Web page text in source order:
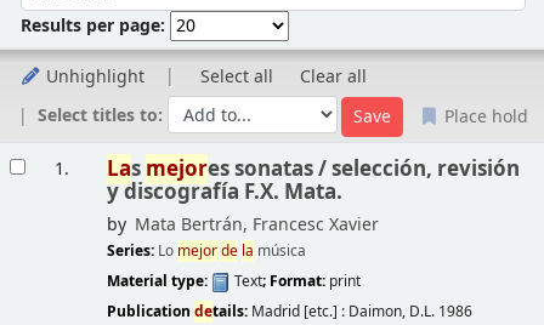
Results per page:
Unhighlight Select all
Clear all
Select titles to:
Place hold
1. Las mejores sonatas /selección, revisión
y discografía F.X. Mata.
by Mata Bertrán, Francesc Xavier
Series: Lo mejorde la música
Material type:
Text; Format: print
Publication details: Madrid [etc.] : Daimon, D.L. 1986